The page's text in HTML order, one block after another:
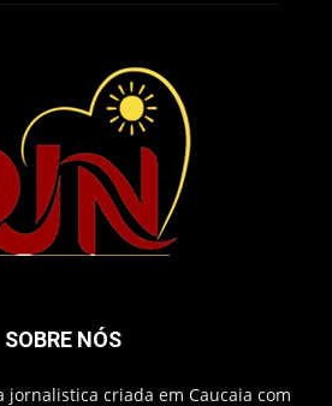
SOBRE NÓS
jornalistica criada em Caucaia com